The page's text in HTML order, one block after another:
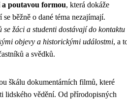
poutavou formou, která dokáže
běžně o dané téma nezajímají.
se žáci a studenti dostávají do kontaktu
objevy a historickými událostmi, a
a svědků.
škálu dokumentárních filmů, které
lidského vědění. Od přírodopisných